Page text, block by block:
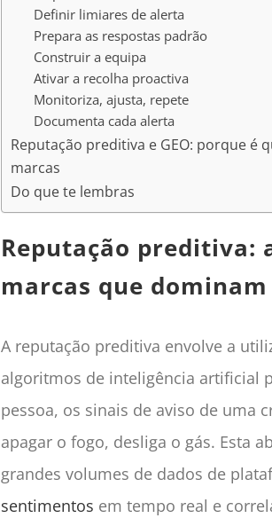
Definir limiares de alerta
Prepara as respostas padrão
Construir a equipa
Ativar a recolha proactiva
Monitoriza, ajusta, repete
Documenta cada alerta
Reputação preditiva e GEO: porque é
marcas
Do que te lembras
Reputação preditiva:
marcas que
A reputação preditiva envolve a
algoritmos de inteligência artificial
pessoa, os sinais de aviso de uma
apagar o fogo, desliga o gás. Esta
grandes volumes de dados de
sentimentos em tempo real e